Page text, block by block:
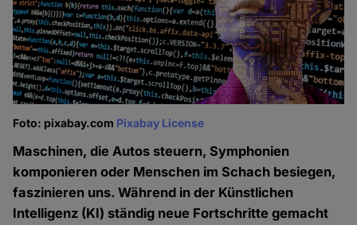
Foto: pixabay.com Pixabay License
Maschinen, die Autos steuern, Symphonien
komponieren oder Menschen im Schach besiegen,
faszinieren uns. Während in der Künstlichen
Intelligenz (KI) ständig neue Fortschritte gemacht